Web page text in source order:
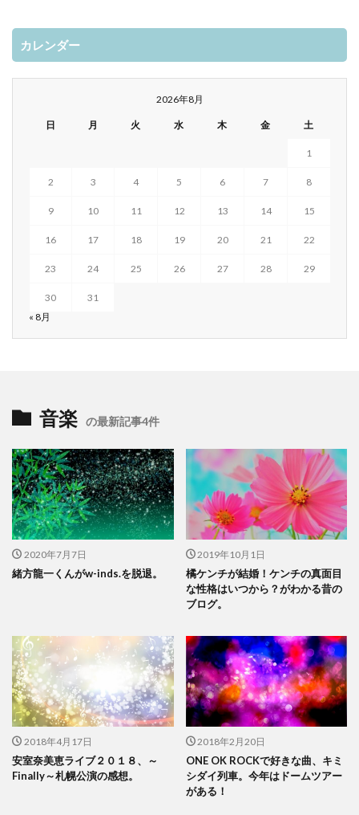
カレンダー
2026年8月
日 月 火 水 木 金 土
1
2 3 4 5 6 7 8
9 10 11 12 13 14 15
16 17 18 19 20 21 22
23 24 25 26 27 28 29
30
31
« 8月
音楽 の最新記事4件
2020年7月7日
緒方龍一くんがw-inds.を脱退。
2019年10月1日
橘ケンチが結婚！ケンチの真面目
な性格はいつから？がわかる昔の
ブログ。
2018年4月17日
安室奈美恵ライブ２０１８、～
Finally～札幌公演の感想。
2018年2月20日
ONE OK ROCKで好きな曲、キミ
シダイ列車。今年はドームツアー
がある！